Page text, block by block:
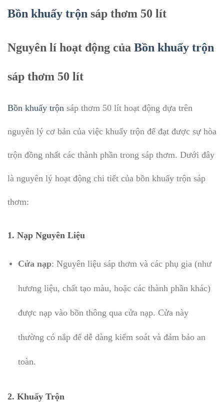
Bồn khuấy trộn sáp thơm 50 lít
Nguyên lí hoạt động của Bồn khuấy trộn
sáp thơm 50 lít
Bồn khuấy trộn sáp thơm 50 lít hoạt động dựa trên
nguyên lý cơ bản của việc khuấy trộn để đạt được sự hòa
trộn đồng nhất các thành phần trong sáp thơm. Dưới đây
là nguyên lý hoạt động chi tiết của bồn khuấy trộn sáp
thơm:
1. Nạp Nguyên Liệu
Cửa nạp: Nguyên liệu sáp thơm và các phụ gia (như
hương liệu, chất tạo màu, hoặc các thành phần khác)
được nạp vào bồn thông qua cửa nạp. Cửa này
thường có nắp để dễ dàng kiểm soát và đảm bảo an
toàn.
2. Khuấy Trộn